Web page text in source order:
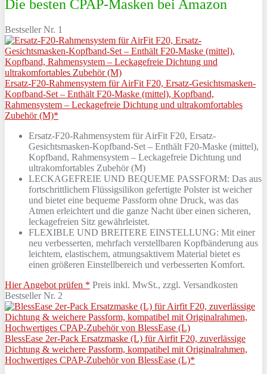
Die besten CPAP-Masken bei Amazon
Bestseller Nr. 1
Ersatz-F20-Rahmensystem für AirFit F20, Ersatz-Gesichtsmasken-
Kopfband-Set – Enthält F20-Maske (mittel), Kopfband,
Rahmensystem – Leckagefreie Dichtung und ultrakomfortables
Zubehör (M)*
Ersatz-F20-Rahmensystem für AirFit F20, Ersatz-
Gesichtsmasken-Kopfband-Set – Enthält F20-Maske (mittel),
Kopfband, Rahmensystem – Leckagefreie Dichtung und
ultrakomfortables Zubehör (M)
LECKAGEFREIE UND BEQUEME PASSFORM: Das aus
fortschrittlichem Flüssigsilikon gefertigte Polster ist weicher
und bietet eine bequeme Passform ohne Druck, was das
Atmen erleichtert und die ganze Nacht über einen sicheren,
leckagefreien Sitz gewährleistet.
FLEXIBLE UND BREITERE EINSTELLUNG: Mit einer
neu verbesserten, mehrfach verstellbaren Kopfbänderung aus
leichtem, elastischem, atmungsaktivem Material bietet es
einen größeren Einstellbereich und verbesserten Komfort.
Hier Angebot prüfen * Preis inkl. MwSt., zzgl. Versandkosten
Bestseller Nr. 2
BlessEase 2er-Pack Ersatzmaske (L) für Airfit F20, zuverlässige
Dichtung & weichere Passform, kompatibel mit Originalrahmen,
Hochwertiges CPAP-Zubehör von BlessEase (L)*